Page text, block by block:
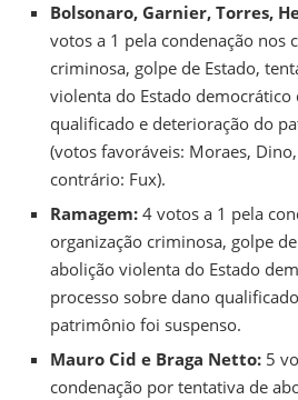
Bolsonaro, Garnier, Torres,
votos a 1 pela condenação nos
criminosa, golpe de Estado,
violenta do Estado
qualificado e deterioração do
(votos favoráveis: Moraes,
contrário: Fux).
Ramagem: 4 votos a 1 pela
organização criminosa, golpe
abolição violenta do Estado
processo sobre dano
patrimônio foi suspenso.
Mauro Cid e Braga Netto: 5
condenação por tentativa de